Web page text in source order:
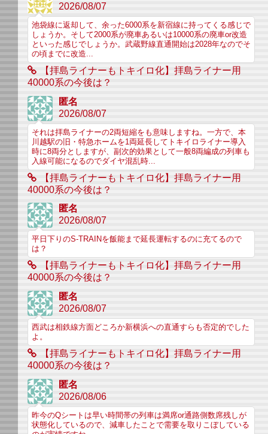
2026/08/07
池袋線に返却して、余った6000系を新宿線に持ってくる感じで
しょうか。そして2000系が廃車あるいは10000系の廃車or改造
といった感じでしょうか。武蔵野線直通開始は2028年なのでそ
の頃までに改造...
【拝島ライナーもトキイロ化】拝島ライナー用
40000系の今後は？
匿名
2026/08/07
それは拝島ライナーの2両短縮をも意味しますね。一方で、本
川越駅の旧・特急ホームを1両延長してトキイロライナー導入
時に8両分としますが、副次的効果として一般8両編成の列車も
入線可能になるのでダイヤ混乱時...
【拝島ライナーもトキイロ化】拝島ライナー用
40000系の今後は？
匿名
2026/08/07
平日下りのS-TRAINを飯能まで延長運転するのに充てるので
は？
【拝島ライナーもトキイロ化】拝島ライナー用
40000系の今後は？
匿名
2026/08/07
西武は相鉄線方面どころか新横浜への直通すらも否定的でした
よ。
【拝島ライナーもトキイロ化】拝島ライナー用
40000系の今後は？
匿名
2026/08/06
昨今のQシートは早い時間帯の列車は満席or通路側数席残しが
状態化しているので、減車したことで需要を取りこぼしている